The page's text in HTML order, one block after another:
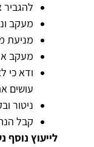
מעקב
מניעת
מעקב
ודא כי
עושים
ניטור
קבל